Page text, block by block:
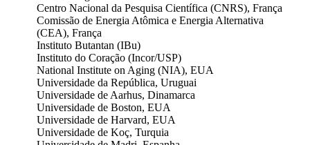
Centro Nacional da Pesquisa Científica (CNRS), França
Comissão de Energia Atômica e Energia Alternativa
(CEA), França
Instituto Butantan (IBu)
Instituto do Coração (Incor/USP)
National Institute on Aging (NIA), EUA
Universidade da República, Uruguai
Universidade de Aarhus, Dinamarca
Universidade de Boston, EUA
Universidade de Harvard, EUA
Universidade de Koç, Turquia